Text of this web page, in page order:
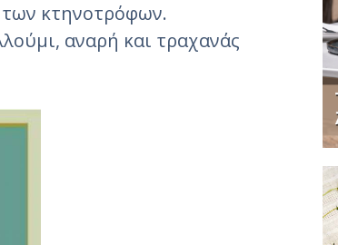
των κτηνοτρόφων.
αναρή και τραχανάς